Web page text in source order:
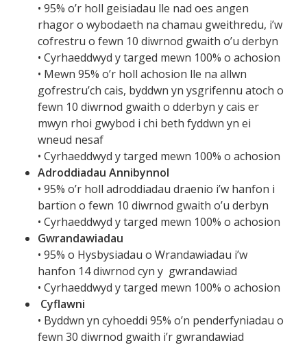
• 95% o’r holl geisiadau lle nad oes angen
rhagor o wybodaeth na chamau gweithredu, i’w
cofrestru o fewn 10 diwrnod gwaith o’u derbyn
• Cyrhaeddwyd y targed mewn 100% o achosion
• Mewn 95% o’r holl achosion lle na allwn
gofrestru’ch cais, byddwn yn ysgrifennu atoch o
fewn 10 diwrnod gwaith o dderbyn y cais er
mwyn rhoi gwybod i chi beth fyddwn yn ei
wneud nesaf
• Cyrhaeddwyd y targed mewn 100% o achosion
Adroddiadau Annibynnol
• 95% o’r holl adroddiadau draenio i’w hanfon i
bartïon o fewn 10 diwrnod gwaith o’u derbyn
• Cyrhaeddwyd y targed mewn 100% o achosion
Gwrandawiadau
• 95% o Hysbysiadau o Wrandawiadau i’w
hanfon 14 diwrnod cyn y gwrandawiad
• Cyrhaeddwyd y targed mewn 100% o achosion
Cyflawni
• Byddwn yn cyhoeddi 95% o’n penderfyniadau o
fewn 30 diwrnod gwaith i’r gwrandawiad